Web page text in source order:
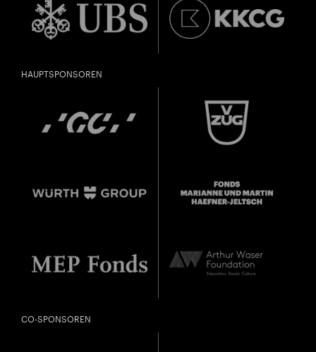
HAUPTSPONSOREN
CO-SPONSOREN